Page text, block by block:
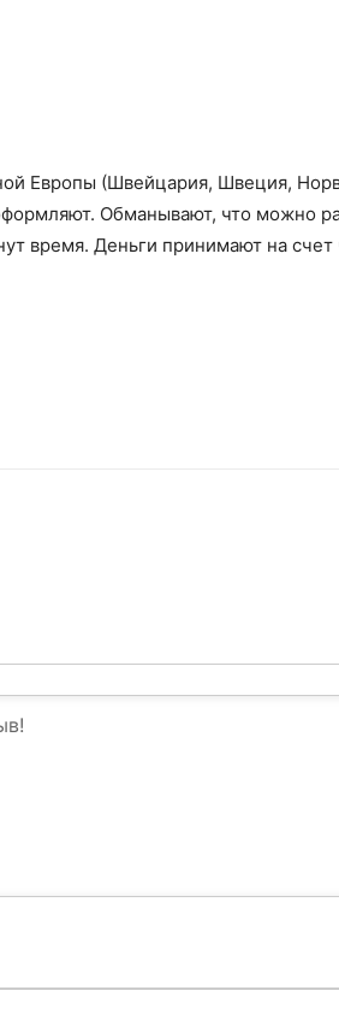
Европы (Швейцария, Швеция,
Обманывают, что можно
время. Деньги принимают на